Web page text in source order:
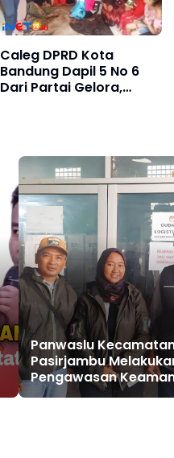
Caleg DPRD Kota
Bandung Dapil 5 No 6
Dari Partai Gelora,
Kesehatan Dan
Pendidikan Bagi
Masyarakat Belum
Mampu
Panwaslu
Pasirjambu
Pengawasan
Tempat Gudang